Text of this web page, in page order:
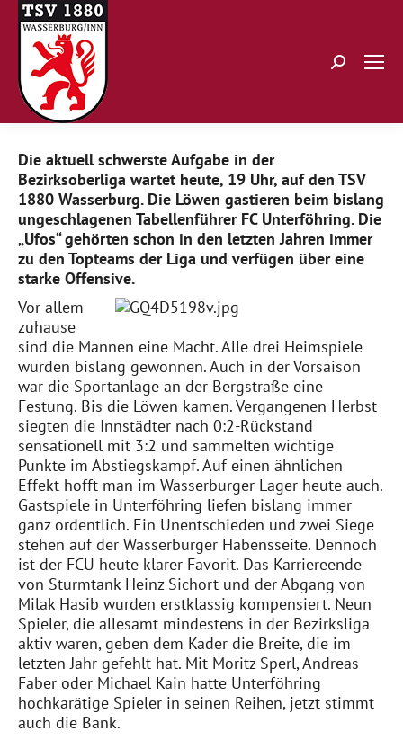
Search:
Die aktuell schwerste Aufgabe in der
Bezirksoberliga wartet heute, 19 Uhr, auf den TSV
1880 Wasserburg. Die Löwen gastieren beim bislang
ungeschlagenen Tabellenführer FC Unterföhring. Die
„Ufos“ gehörten schon in den letzten Jahren immer
zu den Topteams der Liga und verfügen über eine
starke Offensive.
Vor allem
zuhause
sind die Mannen eine Macht. Alle drei Heimspiele
wurden bislang gewonnen. Auch in der Vorsaison
war die Sportanlage an der Bergstraße eine
Festung. Bis die Löwen kamen. Vergangenen Herbst
siegten die Innstädter nach 0:2-Rückstand
sensationell mit 3:2 und sammelten wichtige
Punkte im Abstiegskampf. Auf einen ähnlichen
Effekt hofft man im Wasserburger Lager heute auch.
Gastspiele in Unterföhring liefen bislang immer
ganz ordentlich. Ein Unentschieden und zwei Siege
stehen auf der Wasserburger Habensseite. Dennoch
ist der FCU heute klarer Favorit. Das Karriereende
von Sturmtank Heinz Sichort und der Abgang von
Milak Hasib wurden erstklassig kompensiert. Neun
Spieler, die allesamt mindestens in der Bezirksliga
aktiv waren, geben dem Kader die Breite, die im
letzten Jahr gefehlt hat. Mit Moritz Sperl, Andreas
Faber oder Michael Kain hatte Unterföhring
hochkarätige Spieler in seinen Reihen, jetzt stimmt
auch die Bank.